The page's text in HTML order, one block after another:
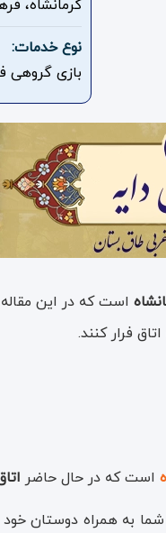
کرمانشاه، فرهنگیان فاز 2،
نوع خدمات:
بازی گروهی
است که در این
فرار کنند.
است که در حال حاضر
به همراه دوستان خود